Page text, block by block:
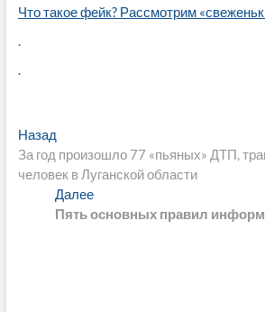
Что такое фейк? Рассмотрим
Навигация
по
записям
НазадПредыдущая
запись:
За год произошло 77 «пьяных» ДТП,
человек в Луганской области
ДалееСледующая
запись:
Пять основных правил